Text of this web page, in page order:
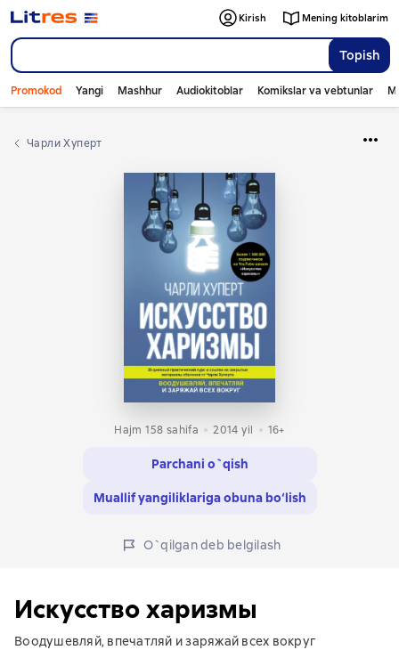
Topish
Kirish Mening kitoblarim
Promokod Yangi Mashhur Audiokitoblar Komikslar va vebtunlar
Чарли Хуперт
Hajm 158 sahifa 2014 yil 16+
Parchani o`qish
Muallif yangiliklariga obuna bo‘lish
O`qilgan deb belgilash
Искусство харизмы
Воодушевляй, впечатляй и заряжай всех вокруг